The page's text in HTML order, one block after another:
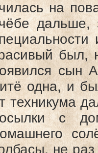
на
дальше,
был,
сын
одна, и
техникума
с
не